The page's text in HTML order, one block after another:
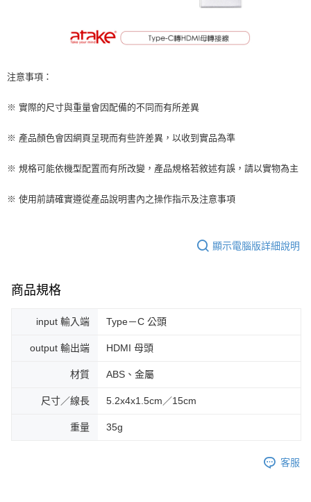
注意事項：
※ 實際的尺寸與重量會因配備的不同而有所差異
※ 產品顏色會因網頁呈現而有些許差異，以收到實品為準
※ 規格可能依機型配置而有所改變，產品規格若敘述有誤，請以實物為主
※ 使用前請確實遵從產品說明書內之操作指示及注意事項
顯示電腦版詳細說明
商品規格
input 輸入端 Type－C 公頭
output 輸出端 HDMI 母頭
材質 ABS、金屬
尺寸／線長 5.2x4x1.5cm／15cm
重量 35g
客服